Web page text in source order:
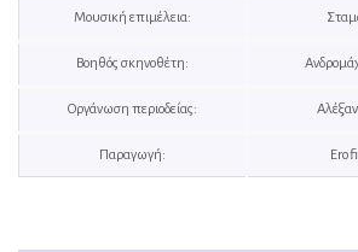
Μουσική επιμέλεια:
Βοηθός σκηνοθέτη:
Οργάνωση περιοδείας:
Παραγωγή: